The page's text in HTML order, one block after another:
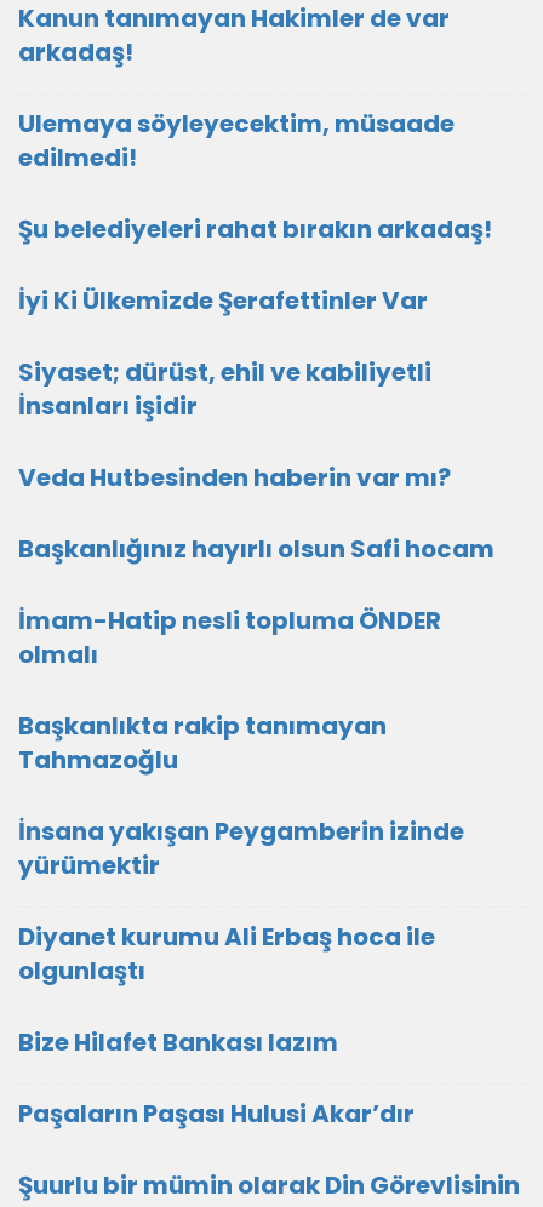
Kanun tanımayan Hakimler de var
arkadaş!
Ulemaya söyleyecektim, müsaade
edilmedi!
Şu belediyeleri rahat bırakın arkadaş!
İyi Ki Ülkemizde Şerafettinler Var
Siyaset; dürüst, ehil ve kabiliyetli
İnsanları işidir
Veda Hutbesinden haberin var mı?
Başkanlığınız hayırlı olsun Safi hocam
İmam-Hatip nesli topluma ÖNDER
olmalı
Başkanlıkta rakip tanımayan
Tahmazoğlu
İnsana yakışan Peygamberin izinde
yürümektir
Diyanet kurumu Ali Erbaş hoca ile
olgunlaştı
Bize Hilafet Bankası lazım
Paşaların Paşası Hulusi Akar’dır
Şuurlu bir mümin olarak Din Görevlisinin